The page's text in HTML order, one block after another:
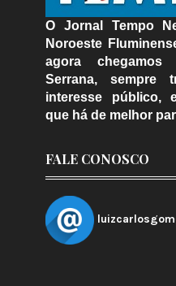
O Jornal Tempo
Noroeste
agora chegamos
Serrana, sempre
interesse público,
que há de melhor
FALE CONOSCO